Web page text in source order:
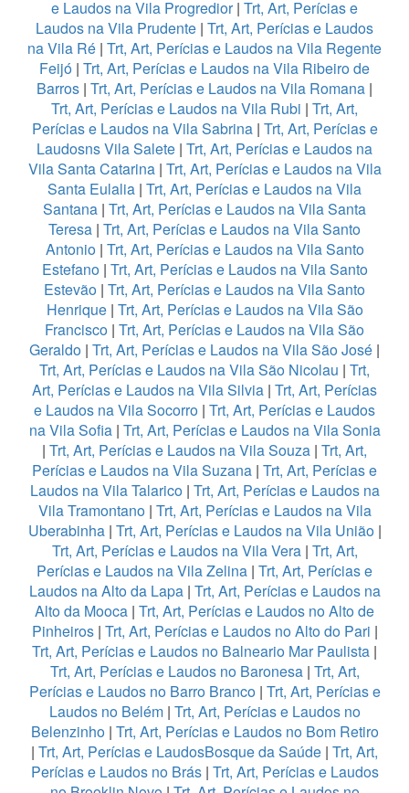
e Laudos na Vila Progredior| Trt, Art, Perícias e
Laudos na Vila Prudente | Trt, Art, Perícias e Laudos
na Vila Ré | Trt, Art, Perícias e Laudos na Vila Regente
Feijó | Trt, Art, Perícias e Laudos na Vila Ribeiro de
Barros | Trt, Art, Perícias e Laudos na Vila Romana |
Trt, Art, Perícias e Laudos na Vila Rubi | Trt, Art,
Perícias e Laudos na Vila Sabrina| Trt, Art, Perícias e
Laudosns Vila Salete | Trt, Art, Perícias e Laudos na
Vila Santa Catarina| Trt, Art, Perícias e Laudos na Vila
Santa Eulalia | Trt, Art, Perícias e Laudos na Vila
Santana | Trt, Art, Perícias e Laudos na Vila Santa
Teresa | Trt, Art, Perícias e Laudos na Vila Santo
Antonio| Trt, Art, Perícias e Laudos na Vila Santo
Estefano| Trt, Art, Perícias e Laudos na Vila Santo
Estevão | Trt, Art, Perícias e Laudos na Vila Santo
Henrique| Trt, Art, Perícias e Laudos na Vila São
Francisco | Trt, Art, Perícias e Laudos na Vila São
Geraldo | Trt, Art, Perícias e Laudos na Vila São José |
Trt, Art, Perícias e Laudos na Vila São Nicolau | Trt,
Art, Perícias e Laudos na Vila Silvia | Trt, Art, Perícias
e Laudos na Vila Socorro | Trt, Art, Perícias e Laudos
na Vila Sofia| Trt, Art, Perícias e Laudos na Vila Sonia
| Trt, Art, Perícias e Laudos na Vila Souza | Trt, Art,
Perícias e Laudos na Vila Suzana | Trt, Art, Perícias e
Laudos na Vila Talarico| Trt, Art, Perícias e Laudos na
Vila Tramontano| Trt, Art, Perícias e Laudos na Vila
Uberabinha| Trt, Art, Perícias e Laudos na Vila União|
Trt, Art, Perícias e Laudos na Vila Vera| Trt, Art,
Perícias e Laudos na Vila Zelina | Trt, Art, Perícias e
Laudos na Alto da Lapa| Trt, Art, Perícias e Laudos na
Alto da Mooca | Trt, Art, Perícias e Laudos no Alto de
Pinheiros| Trt, Art, Perícias e Laudos no Alto do Pari |
Trt, Art, Perícias e Laudos no Balneario Mar Paulista |
Trt, Art, Perícias e Laudos no Baronesa| Trt, Art,
Perícias e Laudos no Barro Branco| Trt, Art, Perícias e
Laudos no Belém| Trt, Art, Perícias e Laudos no
Belenzinho| Trt, Art, Perícias e Laudos no Bom Retiro
| Trt, Art, Perícias e LaudosBosque da Saúde | Trt, Art,
Perícias e Laudos no Brás| Trt, Art, Perícias e Laudos